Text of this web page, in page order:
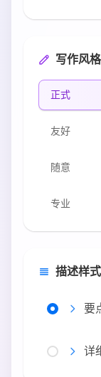
写作风格
正式
友好
随意
专业
自信
中学
高中
描述样式
要
详